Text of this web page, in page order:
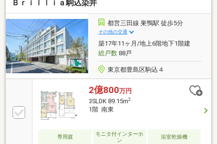
免震構造◇三菱地所コミュニティによる日勤管理◇24
時間有人管理(夜間は警備員)◇プライバシー性が高
い、ホテルライクな内廊下設計◇セキュリティ面に配
慮された、ダブルオートロック◇各階にゴミステーシ
ョン有◇ハンズフリーセキュリティシステム◇遮音性
を高める二重床・二重天井◇ペット飼育可(規約による
制限有)
Ｂｒｉｌｌｉａ駒込染井
都営三田線 巣鴨駅 徒歩5分
その他の交通
築17年11ヶ月/地上6階地下1階建
総戸数88戸
東京都豊島区駒込４
2億800万円
3SLDK 89.15m2
1階 南東
専用庭
モニタ付インターホ
ン
浴室乾燥機